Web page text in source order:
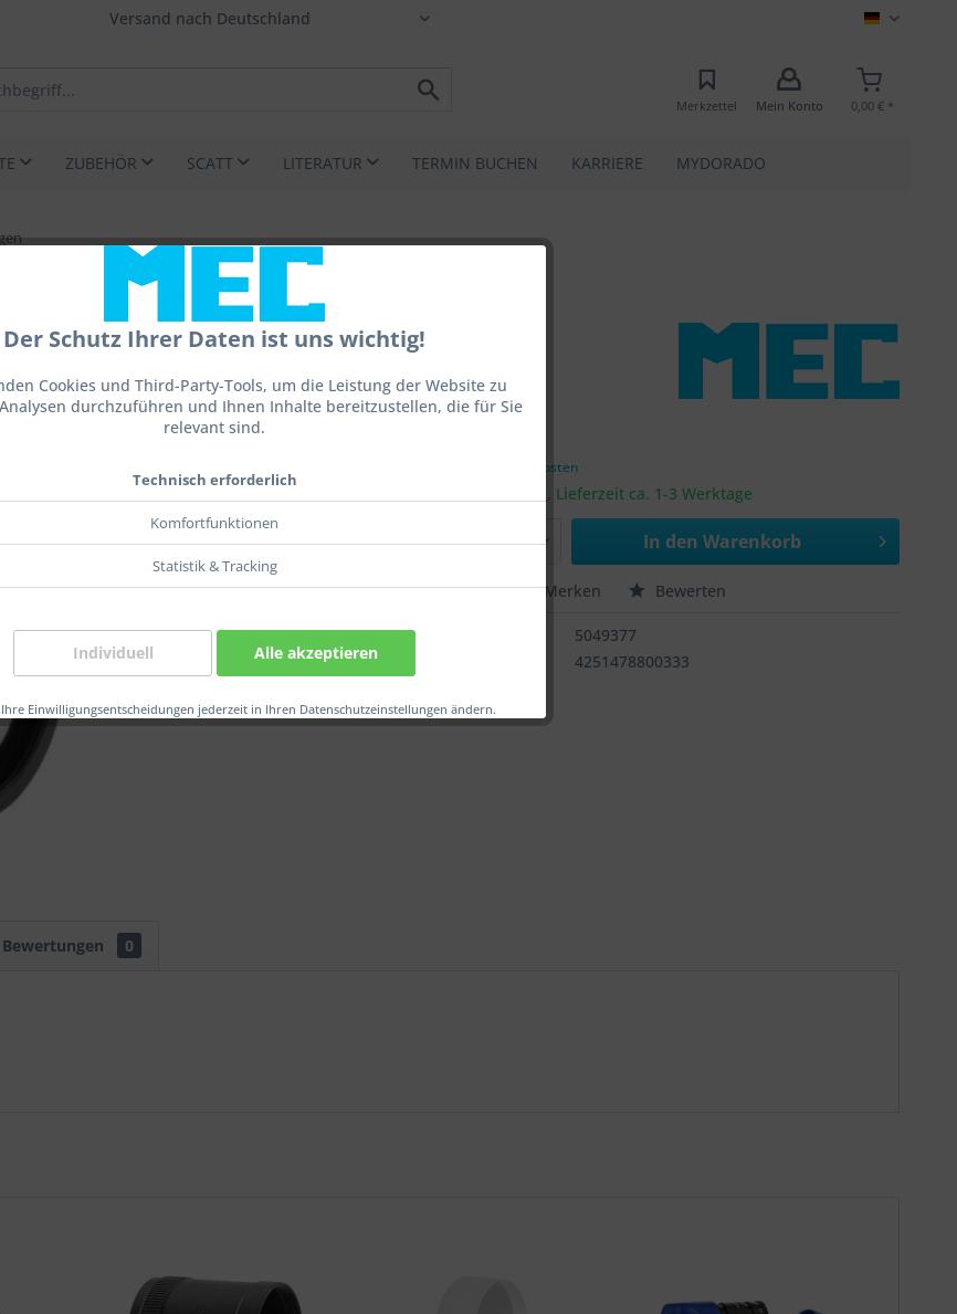
MEC
Merkzettel Mein Konto 0,00 € *
ZUBEHÖR SCATT LITERATUR TERMIN BUCHEN KARRIERE MYDORADO
Der Schutz Ihrer Daten ist uns wichtig!
Cookies und Third-Party-Tools, um die Leistung der Website zu
durchzuführen und Ihnen Inhalte bereitzustellen, die für Sie
relevant sind.
Technisch erforderlich
Komfortfunktionen
Statistik & Tracking
Individuell Alle akzeptieren
Einwilligungsentscheidungen jederzeit in Ihren Datenschutzeinstellungen ändern.
Ultima
zzgl. Versandkosten
Sofort versandfertig, Lieferzeit ca. 1-3 Werktage
In den Warenkorb
Vergleichen Merken Bewerten
Artikel-Nr.:
5049377
4251478800333
Bewertungen 0